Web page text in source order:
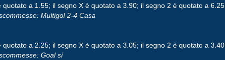
a 1.55; il segno X è quotato a 3.90; il segno 2 è quotato a 6.25.
Multigol 2-4 Casa
a 2.25; il segno X è quotato a 3.05; il segno 2 è quotato a 3.40.
Goal sí